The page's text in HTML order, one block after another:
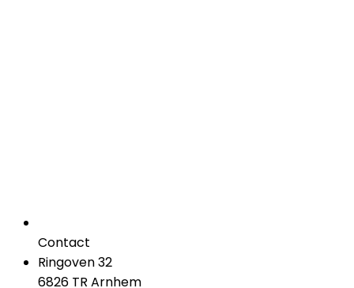
Contact
Ringoven 32
6826 TR Arnhem